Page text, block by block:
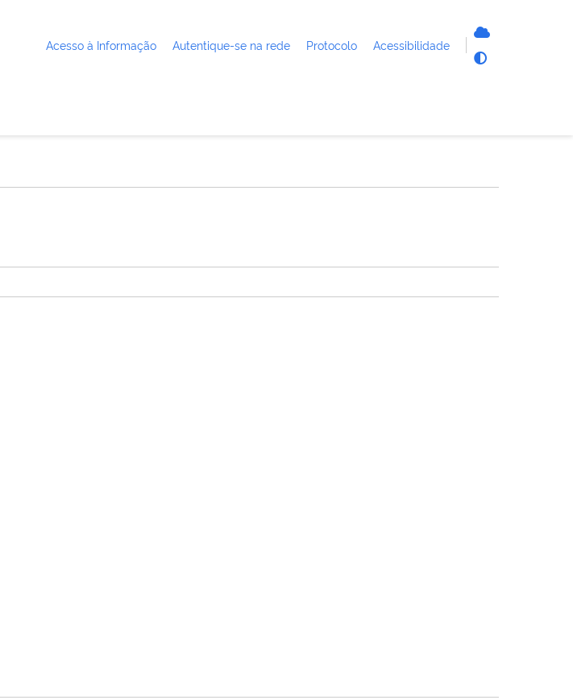
Acesso à Informação Autentique-se na rede Protocolo Acessibilidade